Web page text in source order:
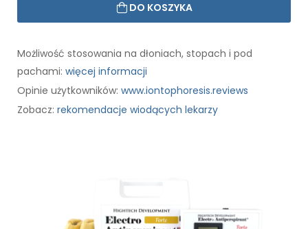
DO KOSZYKA
Możliwość stosowania na dłoniach, stopach i pod
pachami: więcej informacji
Opinie użytkowników: www.iontophoresis.reviews
Zobacz: rekomendacje wiodących lekarzy